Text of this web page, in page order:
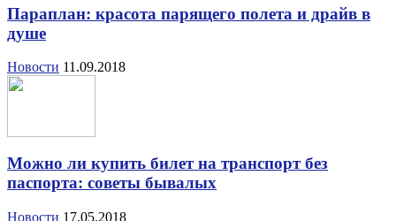
Параплан: красота парящего полета и драйв в
душе
Новости 11.09.2018
Можно ли купить билет на транспорт без
паспорта: советы бывалых
Новости 17.05.2018